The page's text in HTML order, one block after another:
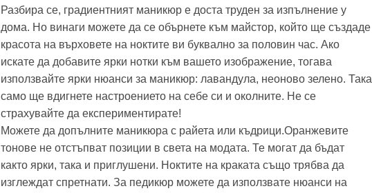
Разбира се, градиентният маникюр е доста труден за изпълнение у
дома. Но винаги можете да се обърнете към майстор, който ще създаде
красота на върховете на ноктите ви буквално за половин час. Ако
искате да добавите ярки нотки към вашето изображение, тогава
използвайте ярки нюанси за маникюр: лавандула, неоново зелено. Така
само ще вдигнете настроението на себе си и околните. Не се
страхувайте да експериментирате!
Можете да допълните маникюра с райета или къдрици.Оранжевите
тонове не отстъпват позиции в света на модата. Те могат да бъдат
както ярки, така и приглушени. Ноктите на краката също трябва да
изглеждат спретнати. За педикюр можете да използвате нюанси на